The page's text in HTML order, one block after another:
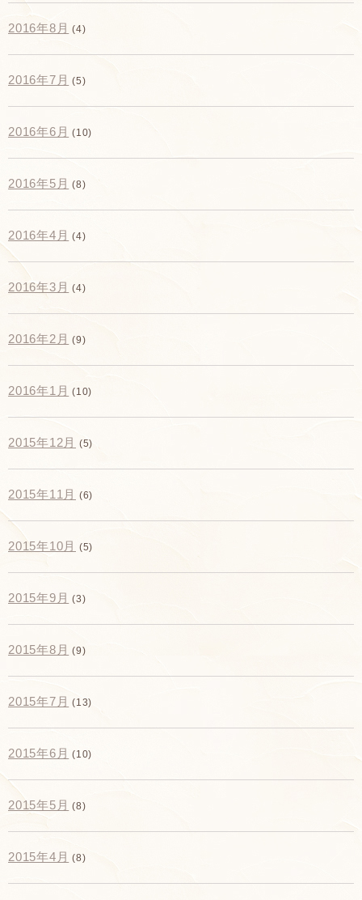
2016年8月 (4)
2016年7月 (5)
2016年6月 (10)
2016年5月 (8)
2016年4月 (4)
2016年3月 (4)
2016年2月 (9)
2016年1月 (10)
2015年12月 (5)
2015年11月 (6)
2015年10月 (5)
2015年9月 (3)
2015年8月 (9)
2015年7月 (13)
2015年6月 (10)
2015年5月 (8)
2015年4月 (8)